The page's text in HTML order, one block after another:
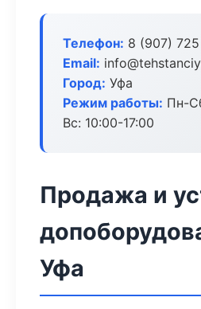
Телефон: 8 (907) 725
Email:
Город: Уфа
Режим работы: Пн-
Вс: 10:00-17:00
Продажа и
Уфа